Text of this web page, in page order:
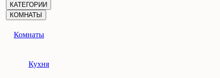
КАТЕГОРИИ
КОМНАТЫ
Комнаты
Кухня